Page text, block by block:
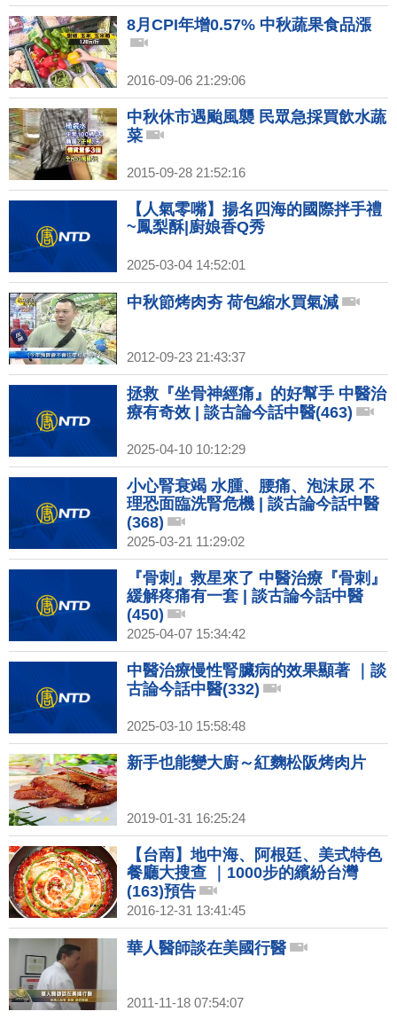
8月CPI年增0.57% 中秋蔬果食品漲
2016-09-06 21:29:06
中秋休市遇颱風襲 民眾急採買飲水蔬
菜
2015-09-28 21:52:16
【人氣零嘴】揚名四海的國際拌手禮
~鳳梨酥|廚娘香Q秀
2025-03-04 14:52:01
中秋節烤肉夯 荷包縮水買氣減
2012-09-23 21:43:37
拯救『坐骨神經痛』的好幫手 中醫治
療有奇效 | 談古論今話中醫(463)
2025-04-10 10:12:29
小心腎衰竭 水腫、腰痛、泡沫尿 不
理恐面臨洗腎危機 | 談古論今話中醫
(368)
2025-03-21 11:29:02
『骨刺』救星來了 中醫治療『骨刺』
緩解疼痛有一套 | 談古論今話中醫
(450)
2025-04-07 15:34:42
中醫治療慢性腎臟病的效果顯著 ｜談
古論今話中醫(332)
2025-03-10 15:58:48
新手也能變大廚～紅麴松阪烤肉片
2019-01-31 16:25:24
【台南】地中海、阿根廷、美式特色
餐廳大搜查 ｜1000步的繽紛台灣
(163)預告
2016-12-31 13:41:45
華人醫師談在美國行醫
2011-11-18 07:54:07